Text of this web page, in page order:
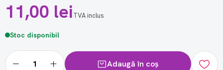
11,00 leiTVA inclus
Stoc disponibil
Adaugă în coș